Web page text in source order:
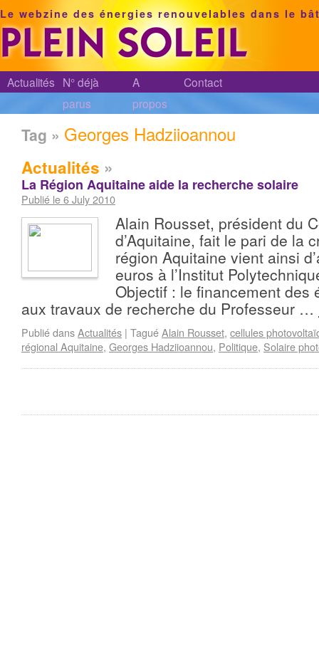
Le webzine des énergies renouvelables dans le
Actualités N° déjà
parus
A
propos
Contact
Tag » Georges Hadziioannou
Actualités »
La Région Aquitaine aide la recherche solaire
Publié le 6 July 2010
Alain Rousset, président du
d’Aquitaine, fait le pari de la
région Aquitaine vient ainsi
euros à l’Institut
Objectif : le financement des
aux travaux de recherche du Professeur …
Publié dansActualités | TaguéAlain Rousset, cellules
régional Aquitaine, Georges Hadziioannou, Politique, Solaire